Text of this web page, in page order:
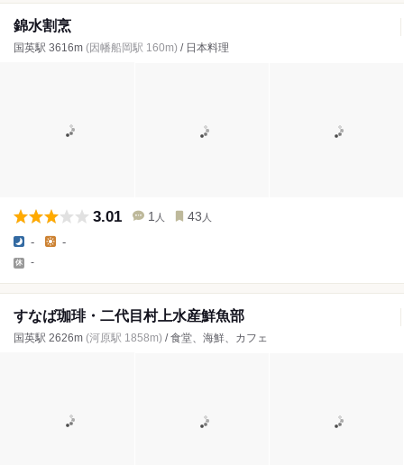
錦水割烹
国英駅 3616m (因幡船岡駅 160m) / 日本料理
3.01 1 人 43 人
- -
-
すなば珈琲・二代目村上水産鮮魚部
国英駅 2626m (河原駅 1858m) / 食堂、海鮮、カフェ